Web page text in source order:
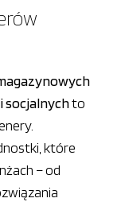
socjalnychto
które
– od